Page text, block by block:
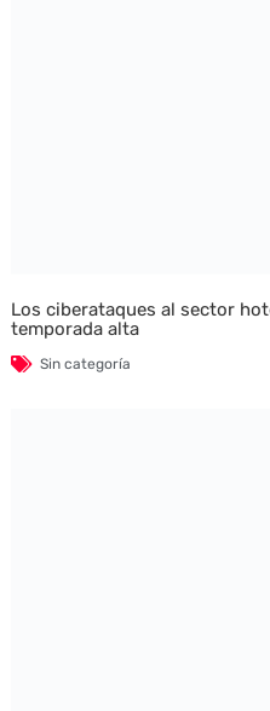
Los ciberataques al sector
temporada alta
Sin categoría